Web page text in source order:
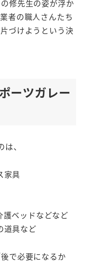
修先生の姿が浮か
者の職人さんたち
づけようという決
ーツガレー
、
家具
護ベッドなどなど
道具など
で必要になるか